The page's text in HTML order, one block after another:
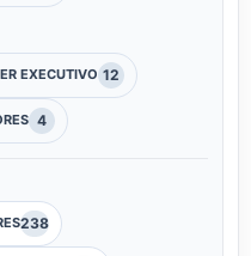
EXECUTIVO 12
4
238